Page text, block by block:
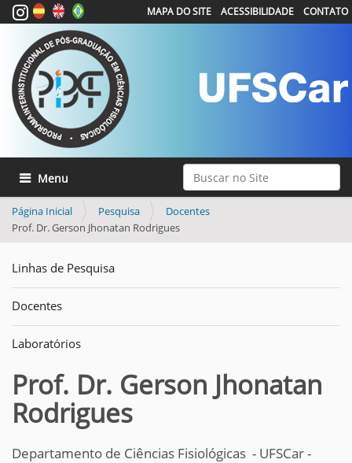
Busca Avançada…
MAPA DO SITE ACESSIBILIDADE CONTATO
Toggle navigation
Página Inicial Pesquisa
Docentes
Prof. Dr. Gerson Jhonatan Rodrigues
Linhas de Pesquisa
Docentes
Laboratórios
Prof. Dr. Gerson Jhonatan
Rodrigues
Departamento de Ciências Fisiológicas - UFSCar -